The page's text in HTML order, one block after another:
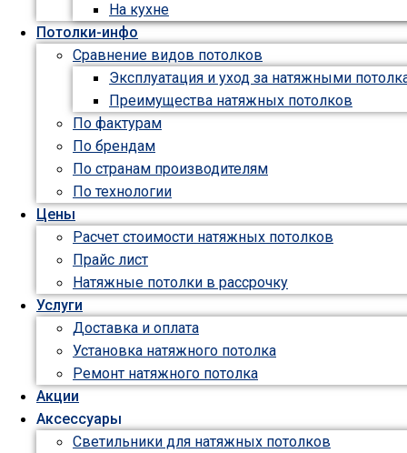
На кухне
Потолки-инфо
Сравнение видов потолков
Эксплуатация и уход за натяжными
Преимущества натяжных потолков
По фактурам
По брендам
По странам производителям
По технологии
Цены
Расчет стоимости натяжных потолков
Прайс лист
Натяжные потолки в рассрочку
Услуги
Доставка и оплата
Установка натяжного потолка
Ремонт натяжного потолка
Акции
Аксессуары
Светильники для натяжных потолков